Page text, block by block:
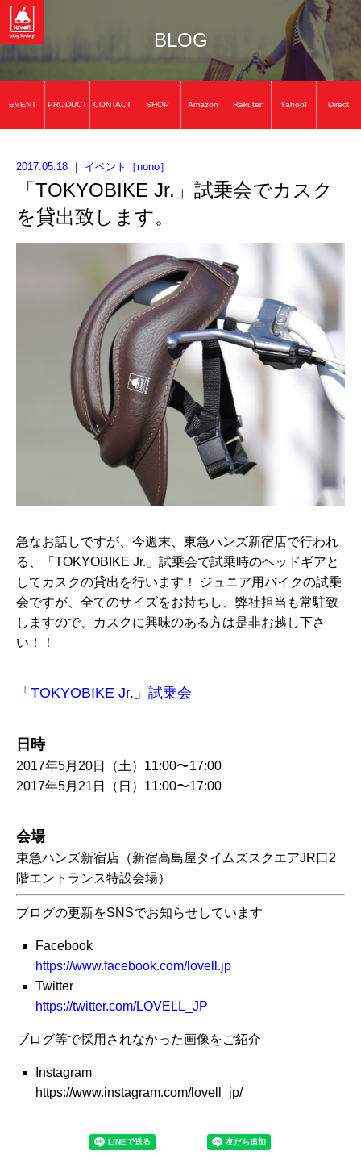
BLOG
2017.05.18 ｜ イベント ［nono］
「TOKYOBIKE Jr.」試乗会でカスク
を貸出致します。
急なお話しですが、今週末、東急ハンズ新宿店で行われ
る、「TOKYOBIKE Jr.」試乗会で試乗時のヘッドギアと
してカスクの貸出を行います！ ジュニア用バイクの試乗
会ですが、全てのサイズをお持ちし、弊社担当も常駐致
しますので、カスクに興味のある方は是非お越し下さ
い！！
「TOKYOBIKE Jr.」試乗会
日時
2017年5月20日（土）11:00〜17:00
2017年5月21日（日）11:00〜17:00
会場
東急ハンズ新宿店（新宿高島屋タイムズスクエアJR口2
階エントランス特設会場）
ブログの更新をSNSでお知らせしています
Facebook
https://www.facebook.com/lovell.jp
Twitter
https://twitter.com/LOVELL_JP
ブログ等で採用されなかった画像をご紹介
Instagram
https://www.instagram.com/lovell_jp/
EVENT PRODUCT CONTACT SHOP Amazon Rakuten Yahoo! Direct